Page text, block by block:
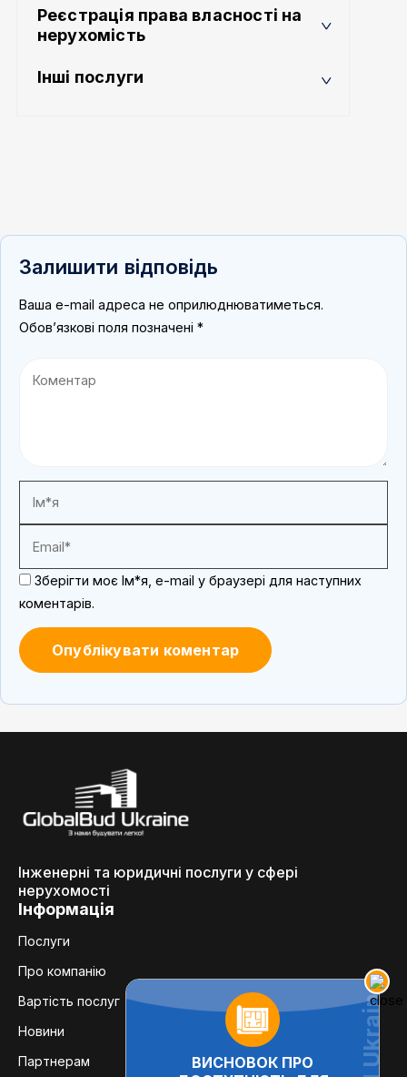
Реєстрація права власності на
нерухомість
Інші послуги
Залишити відповідь
Ваша e-mail адреса не оприлюднюватиметься.
Обов’язкові поля позначені *
Зберігти моє Ім*я, e-mail у браузері для наступних
коментарів.
ВИСНОВОК ПРО
Інженерні та юридичні послуги у сфері
нерухомості
Інформація
Послуги
Про компанію
Вартість послуг
Новини
Партнерам